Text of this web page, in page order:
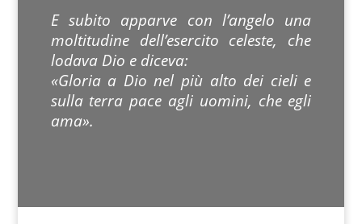
E subito apparve con l’angelo una
moltitudine dell’esercito celeste, che
lodava Dio e diceva:
«Gloria a Dio nel più alto dei cieli e
sulla terra pace agli uomini, che egli
ama».